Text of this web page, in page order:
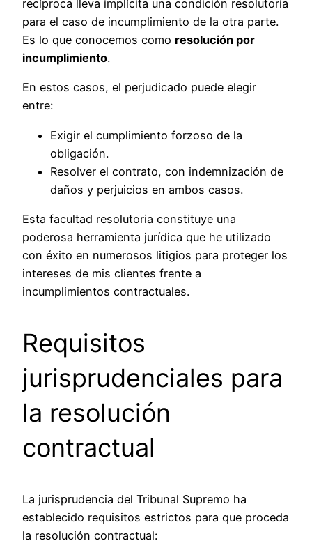
recíproca lleva implícita una condición resolutoria
para el caso de incumplimiento de la otra parte.
Es lo que conocemos como resolución por
incumplimiento.
En estos casos, el perjudicado puede elegir
entre:
Exigir el cumplimiento forzoso de la
obligación.
Resolver el contrato, con indemnización de
daños y perjuicios en ambos casos.
Esta facultad resolutoria constituye una
poderosa herramienta jurídica que he utilizado
con éxito en numerosos litigios para proteger los
intereses de mis clientes frente a
incumplimientos contractuales.
Requisitos
jurisprudenciales para
la resolución
contractual
La jurisprudencia del Tribunal Supremo ha
establecido requisitos estrictos para que proceda
la resolución contractual: